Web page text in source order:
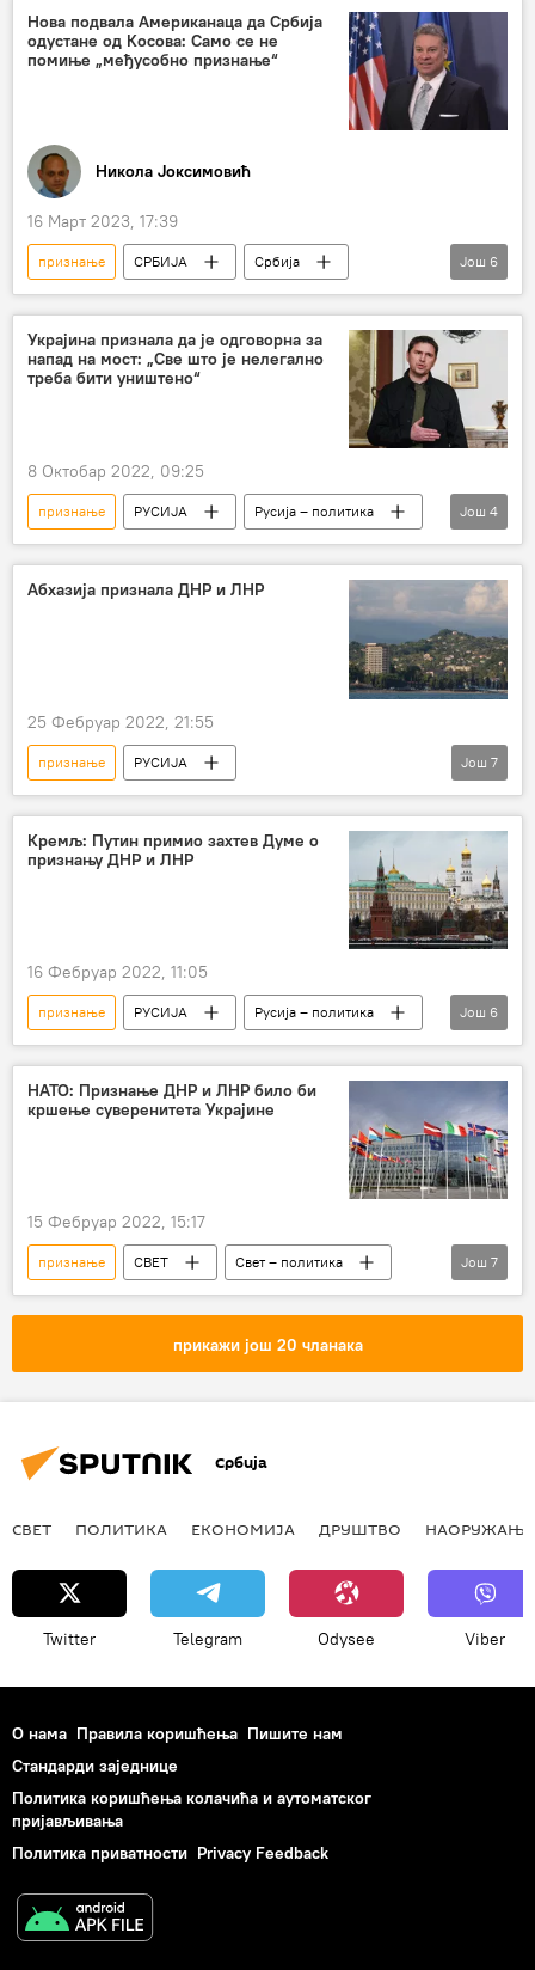
присаједињење
антируске санкције
Нова подвала Американаца да Србија
одустане од Косова: Само се не
помиње „међусобно признање“
Никола Јоксимовић
16 Март 2023, 17:39
признање СРБИЈА
Србија
Србија – политика
Габријел Ескобар
нормализација
нормализација односа
признање независности Косова
Још 6
Украјина признала да је одговорна за
напад на мост: „Све што је нелегално
треба бити уништено“
8 Октобар 2022, 09:25
признање РУСИЈА
Русија – политика
Русија
Украјина
Кримски мост
Кијев
Још 4
Абхазија признала ДНР и ЛНР
25 Фебруар 2022, 21:55
признање
РУСИЈА
Специјална операција у Украјини
Русија – политика
Русија
ПОЛИТИКА
Абхазија
Још 7
Кремљ: Путин примио захтев Думе о
признању ДНР и ЛНР
16 Фебруар 2022, 11:05
признање РУСИЈА
Русија – политика
Русија
Политика
ЛНР
Државна дума Русије
Владимир Путин
ДНР
Још 6
НАТО: Признање ДНР и ЛНР било би
кршење суверенитета Украјине
15 Фебруар 2022, 15:17
признање СВЕТ
Свет – политика
Свет
Политика
Русија
Још 7
прикажи још 20 чланака
Србија
СВЕТ ПОЛИТИКА ЕКОНОМИЈА ДРУШТВО НАОРУЖАЊЕ
Twitter Telegram Odysee Viber
О нама Правила коришћења Пишите нам
Стандарди заједнице
Политика коришћења колачића и аутоматског
пријављивања
Политика приватности Privacy Feedback